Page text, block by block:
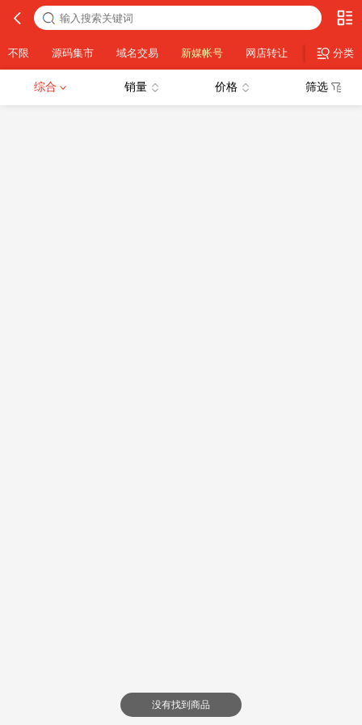
不限 源码集市 域名交易 新媒帐号 网店转让 设计素材
分类
综合 销量 价格 筛选
没有找到商品